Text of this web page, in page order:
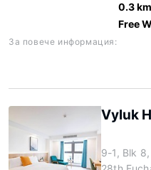
0.3 km
Free
За повече информация:
Vyluk
9-1, Blk